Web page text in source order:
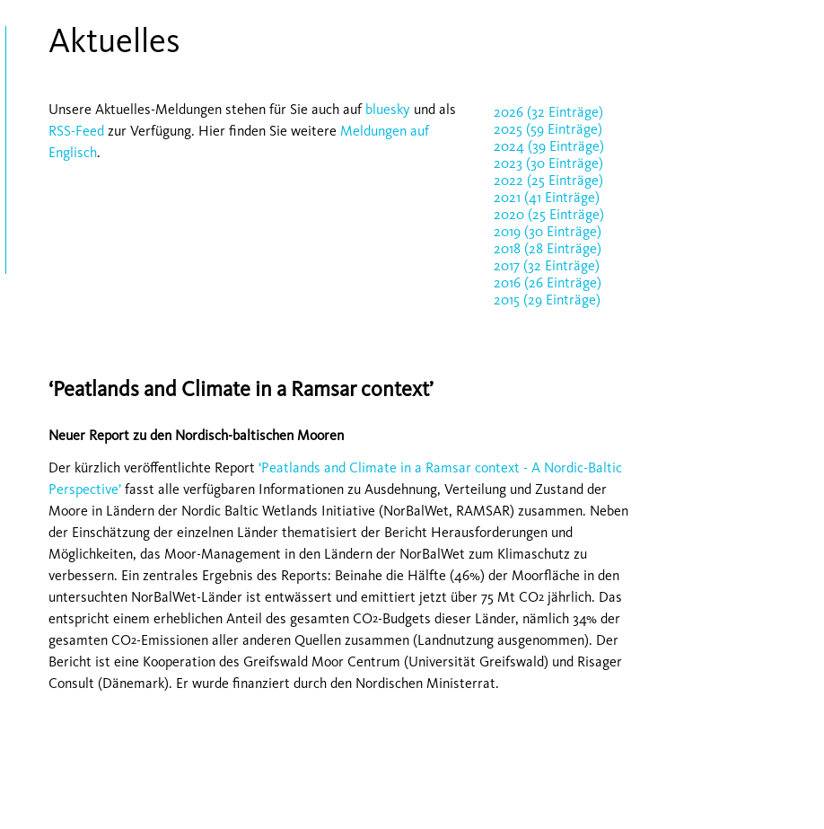
Aktuelles
Unsere Aktuelles-Meldungen stehen für Sie auch auf bluesky und als
RSS-Feed zur Verfügung. Hier finden Sie weitere Meldungen auf
Englisch.
2026 (32 Einträge)
2025 (59 Einträge)
2024 (39 Einträge)
2023 (30 Einträge)
2022 (25 Einträge)
2021 (41 Einträge)
2020 (25 Einträge)
2019 (30 Einträge)
2018 (28 Einträge)
2017 (32 Einträge)
2016 (26 Einträge)
2015 (29 Einträge)
‘Peatlands and Climate in a Ramsar context’
Neuer Report zu den Nordisch-baltischen Mooren
Der kürzlich veröffentlichte Report ‘Peatlands and Climate in a Ramsar context - A Nordic-Baltic
Perspective’ fasst alle verfügbaren Informationen zu Ausdehnung, Verteilung und Zustand der
Moore in Ländern der Nordic Baltic Wetlands Initiative (NorBalWet, RAMSAR) zusammen. Neben
der Einschätzung der einzelnen Länder thematisiert der Bericht Herausforderungen und
Möglichkeiten, das Moor-Management in den Ländern der NorBalWet zum Klimaschutz zu
verbessern. Ein zentrales Ergebnis des Reports: Beinahe die Hälfte (46%) der Moorfläche in den
untersuchten NorBalWet-Länder ist entwässert und emittiert jetzt über 75 Mt CO2 jährlich. Das
entspricht einem erheblichen Anteil des gesamten CO2-Budgets dieser Länder, nämlich 34% der
gesamten CO2-Emissionen aller anderen Quellen zusammen (Landnutzung ausgenommen). Der
Bericht ist eine Kooperation des Greifswald Moor Centrum (Universität Greifswald) und Risager
Consult (Dänemark). Er wurde finanziert durch den Nordischen Ministerrat.